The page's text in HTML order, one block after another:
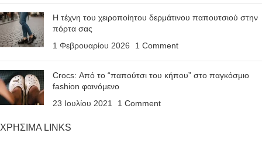
Η τέχνη του χειροποίητου δερμάτινου παπουτσιού στην
πόρτα σας
1 Φεβρουαρίου 2026
1 Comment
Crocs: Από το “παπούτσι του κήπου” στο παγκόσμιο
fashion φαινόμενο
23 Ιουλίου 2021
1 Comment
ΧΡΗΣΙΜΑ LINKS